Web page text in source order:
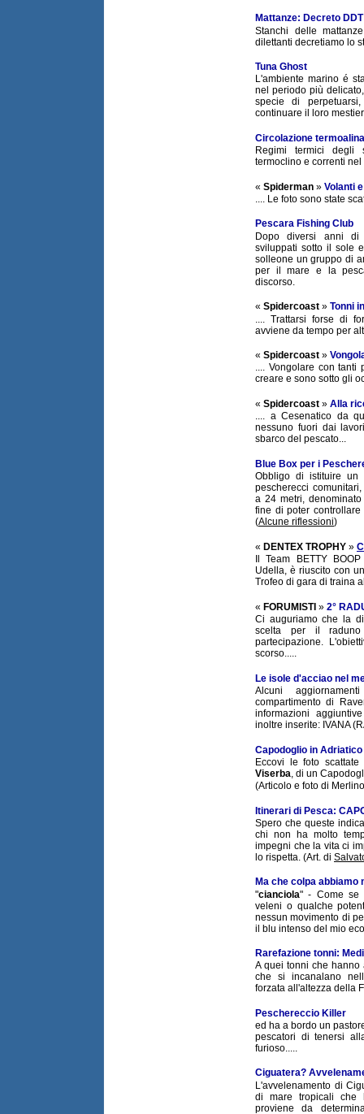
Mattanze: Decreto DDT
Stanchi delle
dilettanti decretiamo lo
Tuna Ghost
L'ambiente marino é
nel periodo più
specie di
continuare il loro
Circolazione
Regimi termici degli
termoclino e correnti
« Spiderman » Volanti
.... Le foto sono state
Pescara Fishing Club
Dopo diversi anni di
sviluppati sotto il sole
solleone un gruppo di
per il mare e la
discorso.
« Spidercoast » Tonni
.... Trattarsi forse di
avviene da tempo per
« Spidercoast »
.... Vongolare con tanti
creare e sono sotto gli
« Spidercoast » Alla
.... a Cesenatico da
nessuno fuori dai
sbarco del pescato...
Blue Box per i
Obbligo di istituire un
pescherecci
a 24 metri,
fine di poter
(Alcune riflessioni)
« DENTEX TROPHY »
Il Team BETTY
Udella, è riuscito con
Trofeo di gara di traina
« FORUMISTI » 2°
Ci auguriamo che la
scelta per il
partecipazione.
scorso.....
Le isole d'acciao nel
Alcuni
compartimento di
informazioni
inoltre inserite: IVANA
Capodoglio in Adriatico
Eccovi le foto
Viserba, di un
(Articolo e foto di
Itinerari di Pesca:
Spero che queste
chi non ha molto
impegni che la vita ci
lo rispetta. (Art. di
Ma che colpa abbiamo
"cianciola" - Come se
veleni o qualche
nessun movimento di
il blu intenso del mio
Rarefazione tonni:
A quei tonni che
che si incanalano
forzata all'altezza della
Peschereccio Killer
ed ha a bordo un
pescatori di tenersi
furioso.....
Ciguatera?
L'avvelenamento di
di mare tropicali che
proviene da